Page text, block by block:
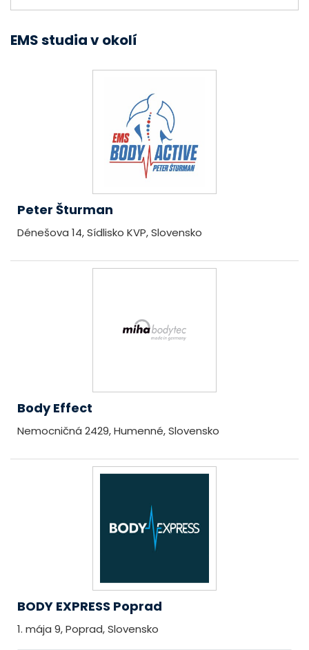
EMS studia v okolí
Peter Šturman
Dénešova 14, Sídlisko KVP, Slovensko
Body Effect
Nemocničná 2429, Humenné, Slovensko
BODY EXPRESS Poprad
1. mája 9, Poprad, Slovensko